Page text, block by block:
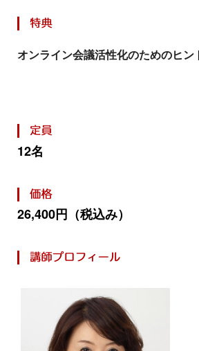
オンライン会議活性化のためのヒン
12名
26,400円（税込み）